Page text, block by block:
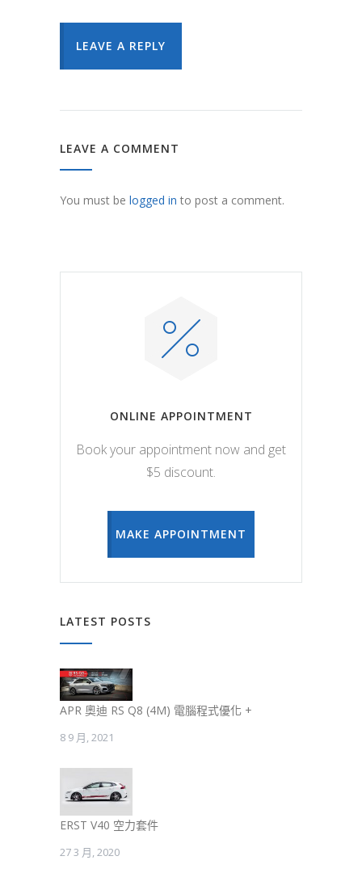
LEAVE A REPLY
LEAVE A COMMENT
You must be logged in to post a comment.
ONLINE APPOINTMENT
Book your appointment now and get
$5 discount.
MAKE APPOINTMENT
LATEST POSTS
APR 奧迪 RS Q8 (4M) 電腦程式優化 +
8 9 月, 2021
ERST V40 空力套件
27 3 月, 2020